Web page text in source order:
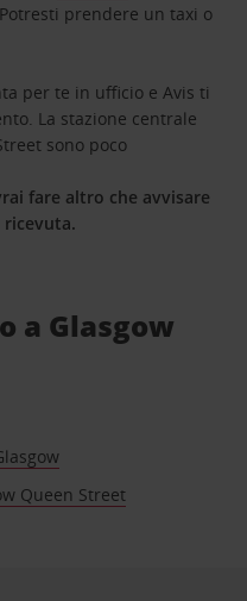
prendere un taxi o
per te in ufficio e Avis ti
La stazione centrale
sono poco
fare altro che avvisare
a Glasgow
Queen Street